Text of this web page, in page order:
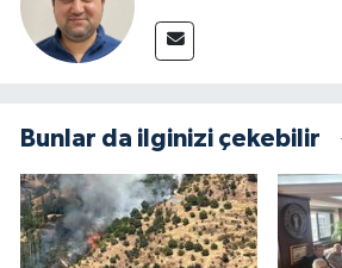
Bunlar da ilginizi çekebilir